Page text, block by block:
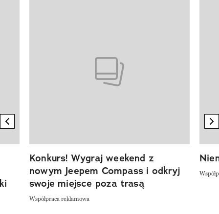
previous element
Konkurs! Wygraj weekend z
nowym Jeepem Compass i odkryj
swoje miejsce poza trasą
Współpraca reklamowa